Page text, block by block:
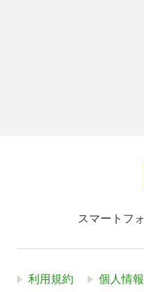
スマートフ
利用規約 個人情